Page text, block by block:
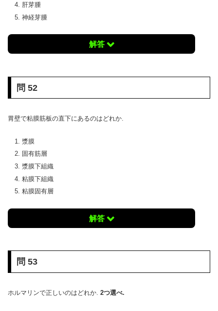
肝芽腫
神経芽腫
解答
問 52
胃壁で粘膜筋板の直下にあるのはどれか.
漿膜
固有筋層
漿膜下組織
粘膜下組織
粘膜固有層
解答
問 53
ホルマリンで正しいのはどれか. 2つ選べ.